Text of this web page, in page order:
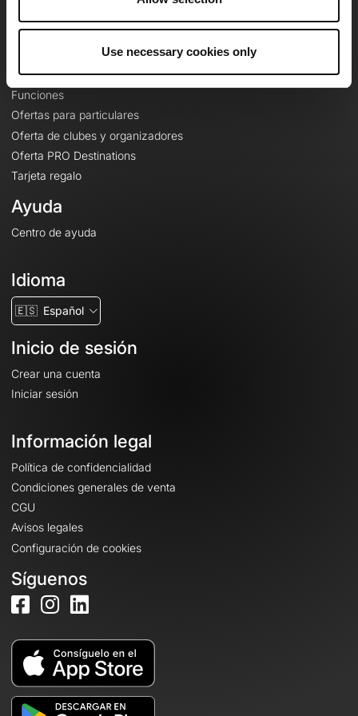
Use necessary cookies only
Le Mag'
Mapas base topográficos
Funciones
Ofertas para particulares
Oferta de clubes y organizadores
Oferta PRO Destinations
Tarjeta regalo
Ayuda
Centro de ayuda
Idioma
🇪🇸 Español
Inicio de sesión
Crear una cuenta
Iniciar sesión
Información legal
Política de confidencialidad
Condiciones generales de venta
CGU
Avisos legales
Configuración de cookies
Síguenos